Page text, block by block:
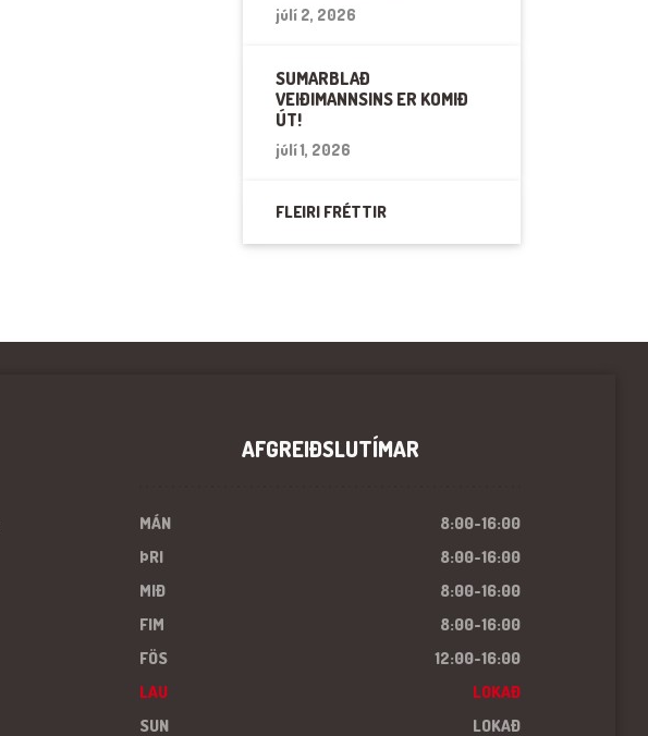
júlí 2, 2026
SUMARBLAÐ
VEIÐIMANNSINS ER KOMIÐ
ÚT!
júlí 1, 2026
FLEIRI FRÉTTIR
AFGREIÐSLUTÍMAR
MÁN
8:00-16:00
ÞRI
8:00-16:00
MIÐ
8:00-16:00
FIM
8:00-16:00
FÖS
12:00-16:00
LAU
LOKAÐ
SUN
LOKAÐ